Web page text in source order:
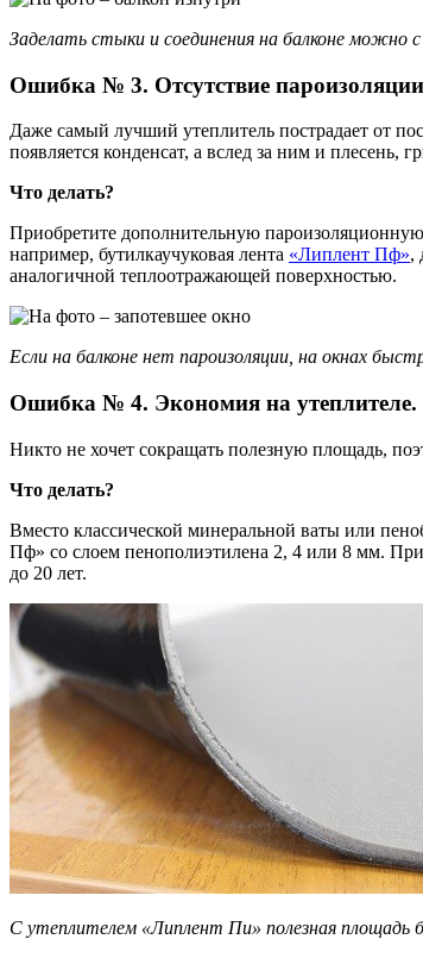
Заделать стыки и соединения на балконе
Ошибка № 3. Отсутствие
Даже самый лучший утеплитель пострадает от
появляется конденсат, а вслед за ним и плесень,
Что делать?
Приобретите дополнительную
например, бутилкаучуковая лента «Липлент Пф»,
аналогичной теплоотражающей поверхностью.
Если на балконе нет пароизоляции, на окнах
Ошибка № 4. Экономия на утеплителе.
Никто не хочет сокращать полезную площадь,
Что делать?
Вместо классической минеральной ваты или
Пф» со слоем пенополиэтилена 2, 4 или 8 мм.
до 20 лет.
С утеплителем «Липлент Пи» полезная площадь